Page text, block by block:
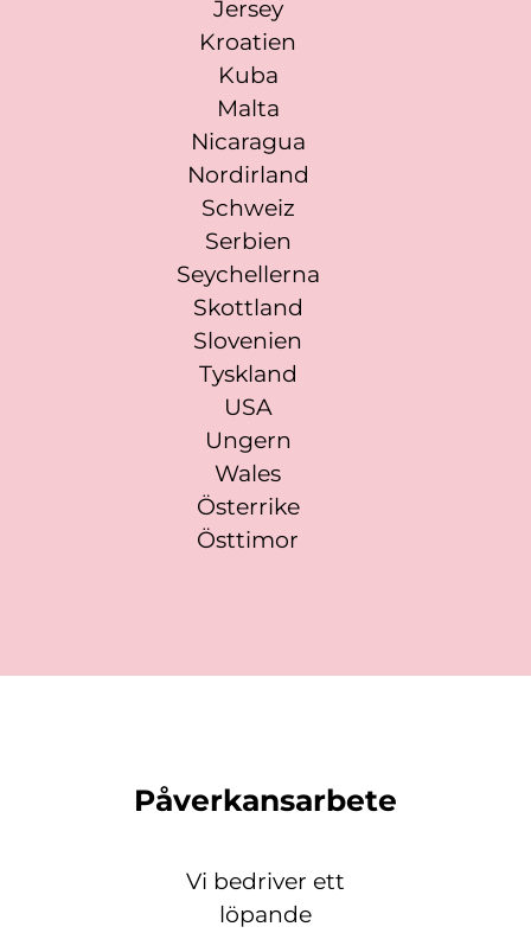
Jersey
Kroatien
Kuba
Malta
Nicaragua
Nordirland
Schweiz
Serbien
Seychellerna
Skottland
Slovenien
Tyskland
USA
Ungern
Wales
Österrike
Östtimor
Påverkansarbete
Vi bedriver ett
löpande